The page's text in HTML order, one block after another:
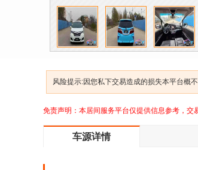
风险提示:因您私下交易造成的损失本平台概
免责声明：本居间服务平台仅提供信息参考，交
车源详情